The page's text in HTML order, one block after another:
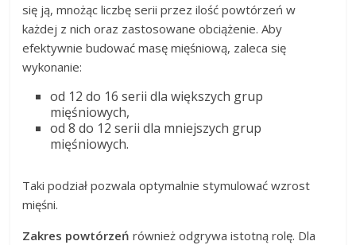
się ją, mnożąc liczbę serii przez ilość powtórzeń w
każdej z nich oraz zastosowane obciążenie. Aby
efektywnie budować masę mięśniową, zaleca się
wykonanie:
od 12 do 16 serii dla większych grup
mięśniowych,
od 8 do 12 serii dla mniejszych grup
mięśniowych.
Taki podział pozwala optymalnie stymulować wzrost
mięśni.
Zakres powtórzeń również odgrywa istotną rolę. Dla